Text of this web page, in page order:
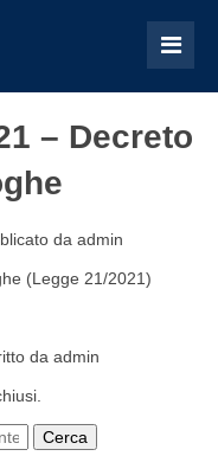
– Decreto
da admin
(Legge 21/2021)
da admin
Cerca